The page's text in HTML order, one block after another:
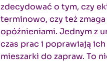
zdecydować o tym, czy
terminowo, czy też
opóźnieniami. Jednym z
czas prac i poprawiają
mieszarki do zapraw. To